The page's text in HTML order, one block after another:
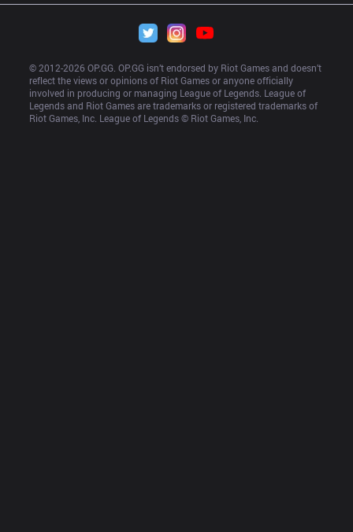
© 2012-2026 OP.GG. OP.GG isn’t endorsed by Riot Games and doesn’t
reflect the views or opinions of Riot Games or anyone officially
involved in producing or managing League of Legends. League of
Legends and Riot Games are trademarks or registered trademarks of
Riot Games, Inc. League of Legends © Riot Games, Inc.